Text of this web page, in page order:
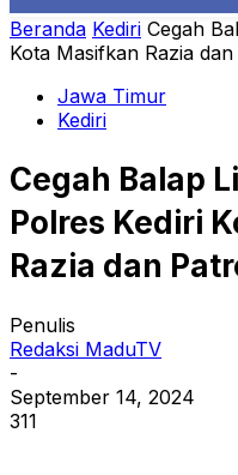
Beranda Kediri Cegah
Kota Masifkan Razia
Jawa Timur
Kediri
Cegah Balap
Polres Kediri
Razia dan
Penulis
Redaksi MaduTV
-
September 14, 2024
311